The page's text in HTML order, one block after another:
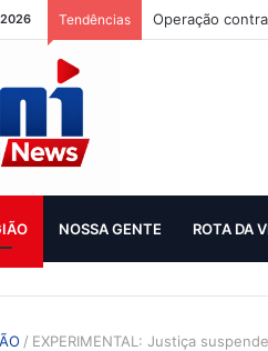
Tendências Operação
NOSSA GENTE ROTA DA
/ EXPERIMENTAL: Justiça